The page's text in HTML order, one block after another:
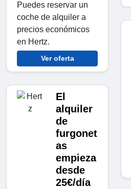
Puedes reservar un
coche de alquiler a
precios económicos
en Hertz.
Ver oferta
El
alquiler
de
furgonet
as
empieza
desde
25€/día